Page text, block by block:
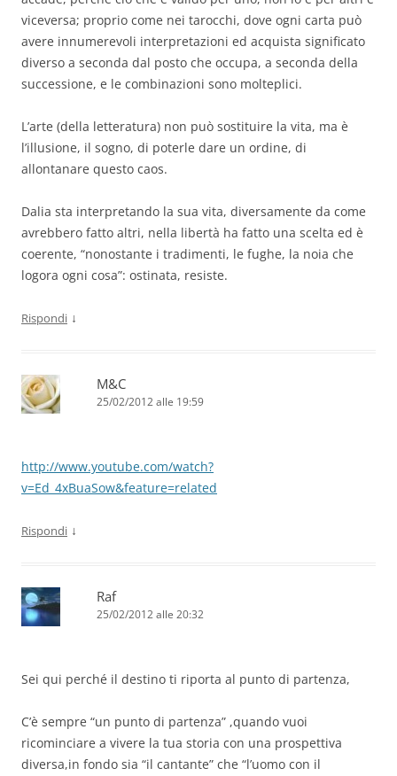
viceversa; proprio come nei tarocchi, dove ogni carta può
avere innumerevoli interpretazioni ed acquista significato
diverso a seconda dal posto che occupa, a seconda della
successione, e le combinazioni sono molteplici.
L’arte (della letteratura) non può sostituire la vita, ma è
l’illusione, il sogno, di poterle dare un ordine, di
allontanare questo caos.
Dalia sta interpretando la sua vita, diversamente da come
avrebbero fatto altri, nella libertà ha fatto una scelta ed è
coerente, “nonostante i tradimenti, le fughe, la noia che
logora ogni cosa”: ostinata, resiste.
Rispondi ↓
M&C
25/02/2012 alle 19:59
http://www.youtube.com/watch?
v=Ed_4xBuaSow&feature=related
Rispondi ↓
Raf
25/02/2012 alle 20:32
Sei qui perché il destino ti riporta al punto di partenza,
C’è sempre “un punto di partenza” ,quando vuoi
ricominciare a vivere la tua storia con una prospettiva
diversa,in fondo sia “il cantante” che “l’uomo con il